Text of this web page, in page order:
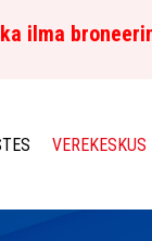
ilma
VEREKESKUS